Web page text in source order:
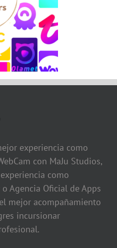
experiencia como
con MaJu Studios,
como
o Agencia Oficial de Apps
mejor acompañamiento
incursionar